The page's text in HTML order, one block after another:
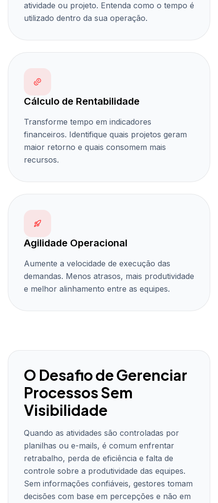
atividade ou projeto. Entenda como o tempo é
utilizado dentro da sua operação.
Cálculo de Rentabilidade
Transforme tempo em indicadores
financeiros. Identifique quais projetos geram
maior retorno e quais consomem mais
recursos.
Agilidade Operacional
Aumente a velocidade de execução das
demandas. Menos atrasos, mais produtividade
e melhor alinhamento entre as equipes.
O Desafio de Gerenciar
Processos Sem
Visibilidade
Quando as atividades são controladas por
planilhas ou e-mails, é comum enfrentar
retrabalho, perda de eficiência e falta de
controle sobre a produtividade das equipes.
Sem informações confiáveis, gestores tomam
decisões com base em percepções e não em